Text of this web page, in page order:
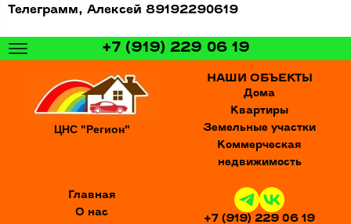
Телеграмм, Алексей 89192290619
+7 (919) 229 06 19
ЦНС "Регион"
НАШИ ОБЪЕКТЫ
Дома
Квартиры
Земельные участки
Коммерческая
недвижимость
Главная
О нас
+7 (919) 229 06 19